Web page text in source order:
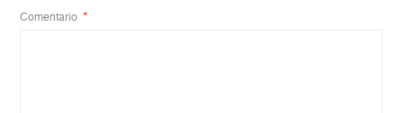
Comentario *